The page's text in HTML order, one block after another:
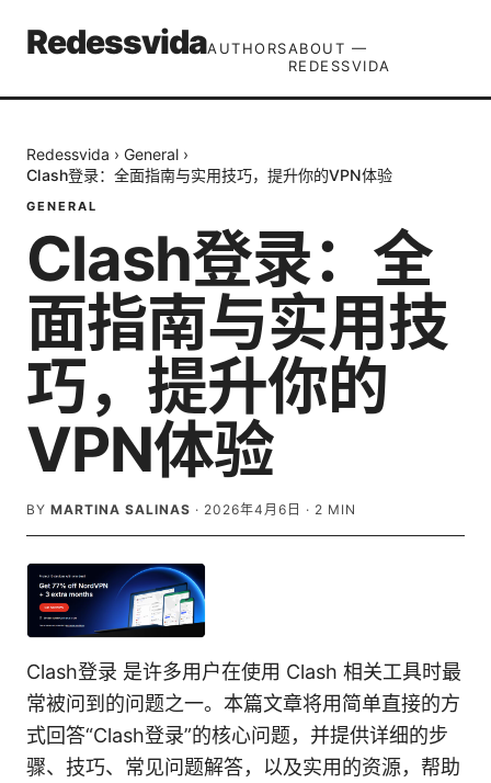
RedessvidaAUTHORSABOUT —
REDESSVIDA
Redessvida › General ›
Clash登录：全面指南与实用技巧，提升你的VPN体验
GENERAL
Clash登录：全
面指南与实用技
巧，提升你的
VPN体验
BY MARTINA SALINAS · 2026年4月6日 · 2 MIN
Clash登录 是许多用户在使用 Clash 相关工具时最
常被问到的问题之一。本篇文章将用简单直接的方
式回答“Clash登录”的核心问题，并提供详细的步
骤、技巧、常见问题解答，以及实用的资源，帮助